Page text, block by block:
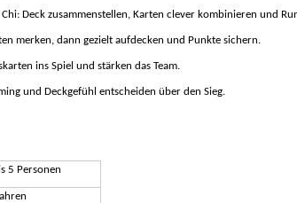
Deck zusammenstellen, Karten clever kombinieren und
merken, dann gezielt aufdecken und Punkte sichern.
ins Spiel und stärken das Team.
und Deckgefühl entscheiden über den Sieg.
5 Personen